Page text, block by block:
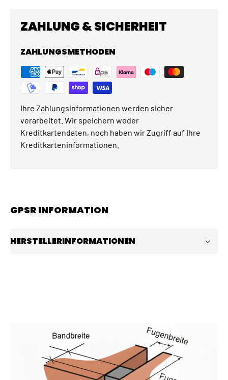
ZAHLUNG & SICHERHEIT
ZAHLUNGSMETHODEN
Ihre Zahlungsinformationen werden sicher
verarbeitet. Wir speichern weder
Kreditkartendaten, noch haben wir Zugriff auf Ihre
Kreditkarteninformationen.
GPSR INFORMATION
HERSTELLERINFORMATIONEN